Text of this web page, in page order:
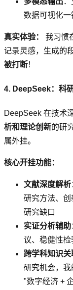
数据可视化
真实体验：
我习惯
记录灵感，生成的
被打断！
4. DeepSeek：
DeepSeek 在技术
析和理论创新的研
属外挂。
核心开挂功能：
文献深度解析
研究方法、
研究缺口
实证分析辅助
议、稳健性
跨学科知识关
研究机会，
"数字经济 +